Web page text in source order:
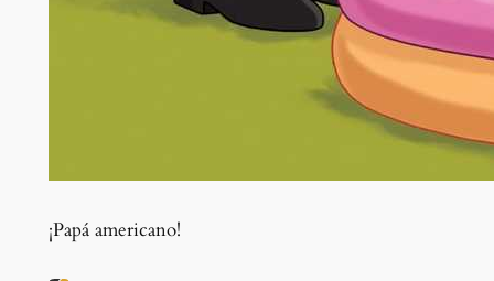
¡Papá americano!